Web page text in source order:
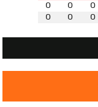
0
0 0
0
0 0